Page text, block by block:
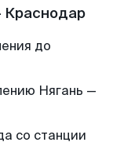
Краснодар
до
Нягань —
со станции